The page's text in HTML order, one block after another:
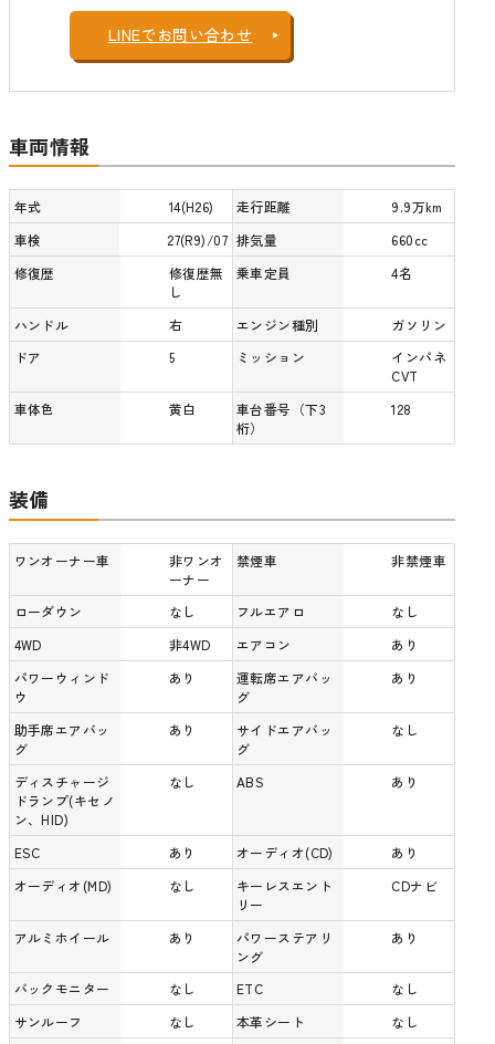
LINEでお問い合わせ
車両情報
年式 14(H26) 走行距離
9.9万km
車検
27(R9)/07 排気量
660cc
修復歴
修復歴無
し
乗車定員 4名
ハンドル 右 エンジン種別
ガソリン
ドア
5 ミッション
インパネ
CVT
車体色
黄白
車台番号（下3
桁）
128
装備
ワンオーナー車
非ワンオ
ーナー
禁煙車 非禁煙車
ローダウン なし フルエアロ
なし
4WD
非4WD エアコン
あり
パワーウィンド
ウ
あり
運転席エアバッ
グ
あり
助手席エアバッ
グ
あり
サイドエアバッ
グ
なし
ディスチャージ
ドランプ(キセノ
ン、HID)
なし ABS あり
ESC あり オーディオ(CD)
あり
オーディオ(MD)
なし
キーレスエント
リー
CDナビ
アルミホイール あり
パワーステアリ
ング
あり
バックモニター なし ETC
なし
サンルーフ
なし 本革シート
なし